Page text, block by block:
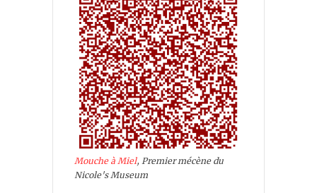
Mouche à Miel, Premier mécène du
Nicole's Museum